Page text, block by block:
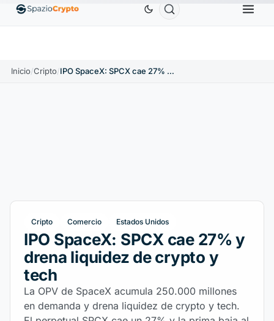
↑1.10% EthereumETH1880,58 US$ TetherUSDT ↑0.00%
Inicio/Cripto/ IPO SpaceX: SPCX cae 27% y drena liquidez de crypto y tech
Cripto Comercio Estados Unidos
IPO SpaceX: SPCX cae 27% y
drena liquidez de crypto y
tech
La OPV de SpaceX acumula 250.000 millones
en demanda y drena liquidez de crypto y tech.